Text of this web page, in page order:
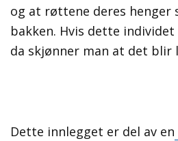
og at røttene deres henger
bakken. Hvis dette
da skjønner man at det
Dette innlegget er del av en